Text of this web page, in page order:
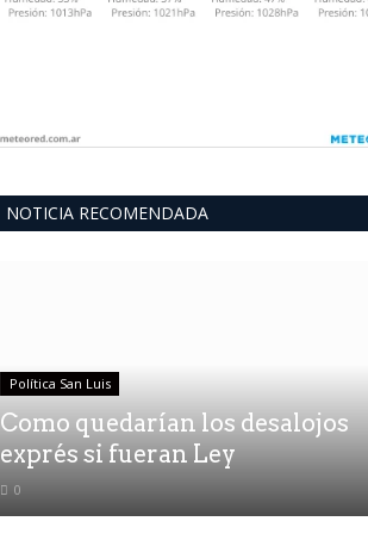
NOTICIA RECOMENDADA
Política San Luis
Como quedarían los desalojos
exprés si fueran Ley
0